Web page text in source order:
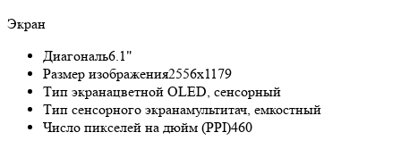
Экран
Диагональ6.1"
Размер изображения2556x1179
Тип экранацветной OLED, сенсорный
Тип сенсорного экранамультитач, емкостный
Число пикселей на дюйм (PPI)460